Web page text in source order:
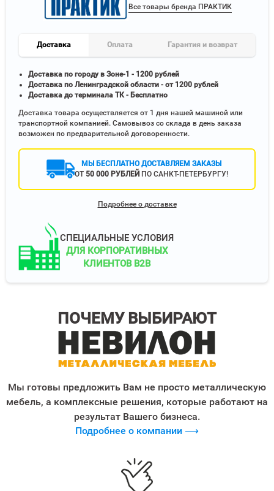
Все товары бренда ПРАКТИК
Доставка Оплата Гарантия и возврат
Доставка по городу в Зоне-1 - 1200 рублей
Доставка по Ленинградской области - от 1200 рублей
Доставка до терминала ТК - Бесплатно
Доставка товара осуществляется от 1 дня нашей машиной или
транспортной компанией. Самовывоз со склада в день заказа
возможен по предварительной договоренности.
МЫ БЕСПЛАТНО ДОСТАВЛЯЕМ ЗАКАЗЫ
ОТ 50 000 РУБЛЕЙ ПО САНКТ-ПЕТЕРБУРГУ!
Подробнее о доставке
СПЕЦИАЛЬНЫЕ УСЛОВИЯ
ДЛЯ КОРПОРАТИВНЫХ
КЛИЕНТОВ B2B
ПОЧЕМУ ВЫБИРАЮТ
Мы готовы предложить Вам не просто металлическую
мебель, а комплексные решения, которые работают на
результат Вашего бизнеса.
Подробнее о компании ⟶